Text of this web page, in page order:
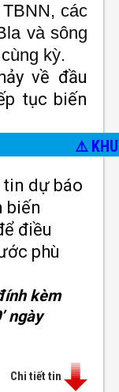
các
và sông
kỳ.
về đầu
tục biến
⚠️
dự báo
biến
điều
phù
kèm
ngày
Chi tiết tin